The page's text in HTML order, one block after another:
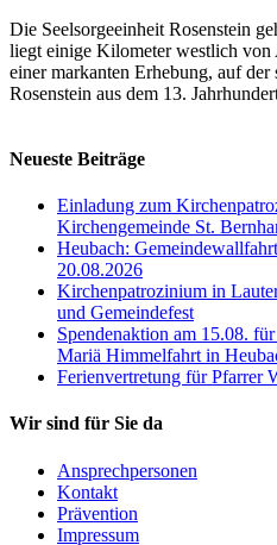
Die Seelsorgeeinheit Rosenstein
liegt einige Kilometer westlich von
einer markanten Erhebung, auf
Rosenstein aus dem 13.
Neueste Beiträge
Einladung zum
Kirchengemeinde St.
Heubach:
20.08.2026
Kirchenpatrozinium in
und Gemeindefest
Spendenaktion am 15.08.
Mariä Himmelfahrt in
Ferienvertretung für Pfarrer
Wir sind für Sie da
Ansprechpersonen
Kontakt
Prävention
Impressum